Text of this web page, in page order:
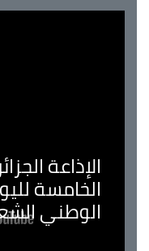
الإذاعة
الخامسة
الوطني